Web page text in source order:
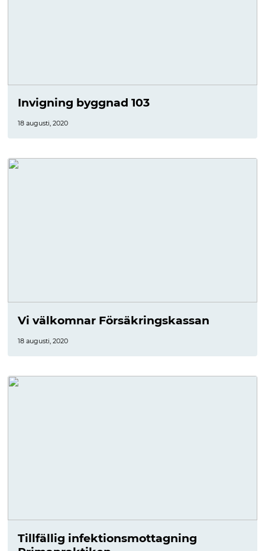
Invigning byggnad 103
18 augusti, 2020
Vi välkomnar Försäkringskassan
18 augusti, 2020
Tillfällig infektionsmottagning